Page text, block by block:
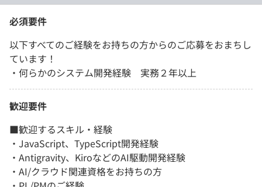
必須要件
以下すべてのご経験をお持ちの方からのご応募をおまちし
ています！
・何らかのシステム開発経験 実務２年以上
歓迎要件
■歓迎するスキル・経験
・JavaScript、TypeScript開発経験
・Antigravity、KiroなどのAI駆動開発経験
・AI/クラウド関連資格をお持ちの方